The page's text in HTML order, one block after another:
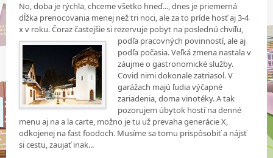
No, doba je rýchla, chceme všetko hneď..., dnes je priemerná
dĺžka prenocovania menej než tri noci, ale za to príde hosť aj 3-4
x v roku. Čoraz častejšie si rezervuje pobyt na poslednú chvíľu,
podľa pracovných povinností, ale aj
podľa počasia. Veľká zmena nastala v
záujme o gastronomické služby.
Covid nimi dokonale zatriasol. V
garážach majú ľudia výčapné
zariadenia, doma vinotéky. A tak
pozorujem úbytok hostí na denné
menu aj na a la carte, možno je tu už prevaha generácie X,
odkojenej na fast foodoch. Musíme sa tomu prispôsobiť a nájsť
si cestu, zaujať inak...